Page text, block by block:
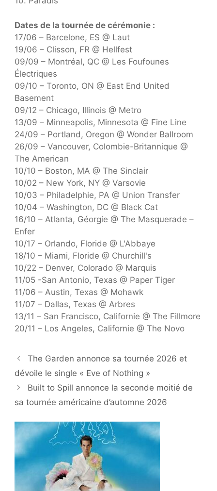
Dates de la tournée de cérémonie :
17/06 – Barcelone, ES @ Laut
19/06 – Clisson, FR @ Hellfest
09/09 – Montréal, QC @ Les Foufounes
Électriques
09/10 – Toronto, ON @ East End United
Basement
09/12 – Chicago, Illinois @ Metro
13/09 – Minneapolis, Minnesota @ Fine Line
24/09 – Portland, Oregon @ Wonder Ballroom
26/09 – Vancouver, Colombie-Britannique @
The American
10/10 – Boston, MA @ The Sinclair
10/02 – New York, NY @ Varsovie
10/03 – Philadelphie, PA @ Union Transfer
10/04 – Washington, DC @ Black Cat
16/10 – Atlanta, Géorgie @ The Masquerade –
Enfer
10/17 – Orlando, Floride @ L'Abbaye
18/10 – Miami, Floride @ Churchill's
10/22 – Denver, Colorado @ Marquis
11/05 -San Antonio, Texas @ Paper Tiger
11/06 – Austin, Texas @ Mohawk
11/07 – Dallas, Texas @ Arbres
13/11 – San Francisco, Californie @ The Fillmore
20/11 – Los Angeles, Californie @ The Novo
The Garden annonce sa tournée 2026 et
dévoile le single « Eve of Nothing »
Built to Spill annonce la seconde moitié de
sa tournée américaine d’automne 2026